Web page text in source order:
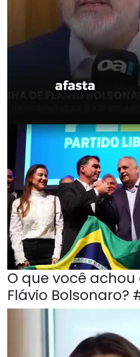
O que você
Flávio Bolsonaro?